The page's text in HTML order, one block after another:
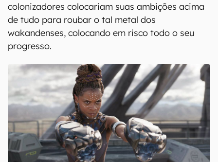
colonizadores colocariam suas ambições acima
de tudo para roubar o tal metal dos
wakandenses, colocando em risco todo o seu
progresso.